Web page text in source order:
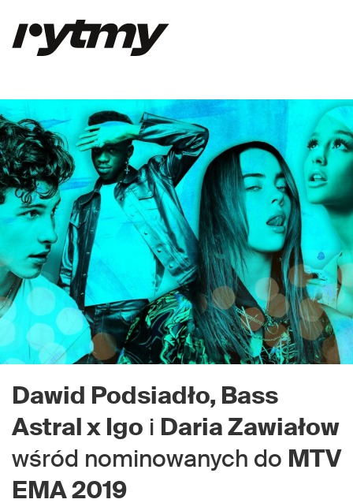
Dawid Podsiadło, Bass
Astral x Igo i Daria Zawiałow
wśród nominowanych do MTV
EMA 2019